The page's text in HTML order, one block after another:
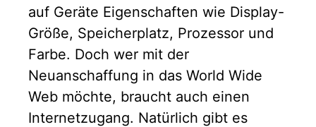
auf Geräte Eigenschaften wie Display-
Größe, Speicherplatz, Prozessor und
Farbe. Doch wer mit der
Neuanschaffung in das World Wide
Web möchte, braucht auch einen
Internetzugang. Natürlich gibt es